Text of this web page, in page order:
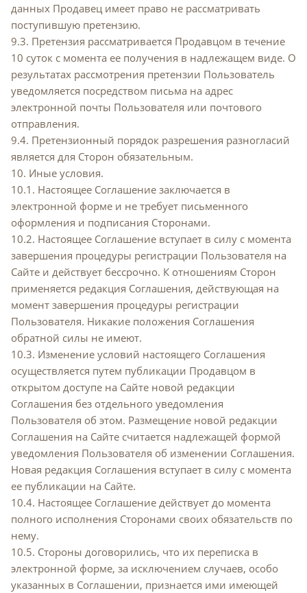
данных Продавец имеет право не рассматривать
поступившую претензию.
9.3. Претензия рассматривается Продавцом в течение
10 суток с момента ее получения в надлежащем виде. О
результатах рассмотрения претензии Пользователь
уведомляется посредством письма на адрес
электронной почты Пользователя или почтового
отправления.
9.4. Претензионный порядок разрешения разногласий
является для Сторон обязательным.
10. Иные условия.
10.1. Настоящее Соглашение заключается в
электронной форме и не требует письменного
оформления и подписания Сторонами.
10.2. Настоящее Соглашение вступает в силу с момента
завершения процедуры регистрации Пользователя на
Сайте и действует бессрочно. К отношениям Сторон
применяется редакция Соглашения, действующая на
момент завершения процедуры регистрации
Пользователя. Никакие положения Соглашения
обратной силы не имеют.
10.3. Изменение условий настоящего Соглашения
осуществляется путем публикации Продавцом в
открытом доступе на Сайте новой редакции
Соглашения без отдельного уведомления
Пользователя об этом. Размещение новой редакции
Соглашения на Сайте считается надлежащей формой
уведомления Пользователя об изменении Соглашения.
Новая редакция Соглашения вступает в силу с момента
ее публикации на Сайте.
10.4. Настоящее Соглашение действует до момента
полного исполнения Сторонами своих обязательств по
нему.
10.5. Стороны договорились, что их переписка в
электронной форме, за исключением случаев, особо
указанных в Соглашении, признается ими имеющей